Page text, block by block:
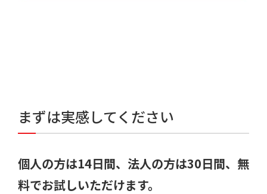
まずは実感してください
個人の方は14日間、法人の方は30日間、無
料でお試しいただけます。